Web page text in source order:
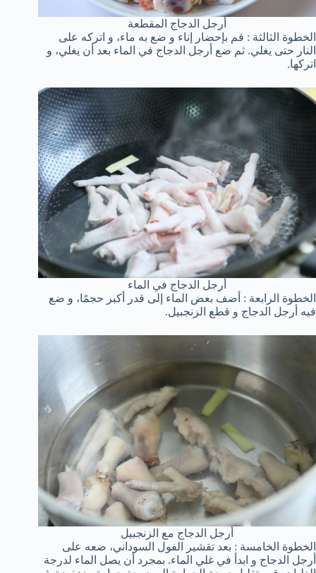
أرجل الدجاج المقطعة
الخطوة الثالثة : قم بإحضار إناء و ضع به ماء، و اتركه على
النار حتى يغلي. ثم ضع أرجل الدجاج في الماء بعد أن يغلي، و
اتركها.
أرجل الدجاج في الماء
الخطوة الرابعة : أضف بعض الماء إلى قدر أكبر حجمًا، و ضع
فيه أرجل الدجاج و قطع الزنجبيل.
أرجل الدجاج مع الزنجبيل
الخطوة الخامسة : بعد تقشير الفول السوداني، ضعه على
أرجل الدجاج و ابدأ في غلي الماء. بمجرد أن يصل الماء لدرجة